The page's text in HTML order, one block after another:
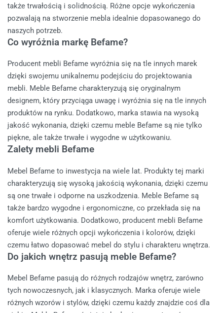
także trwałością i solidnością. Różne opcje wykończenia
pozwalają na stworzenie mebla idealnie dopasowanego do
naszych potrzeb.
Co wyróżnia markę Befame?
Producent mebli Befame wyróżnia się na tle innych marek
dzięki swojemu unikalnemu podejściu do projektowania
mebli. Meble Befame charakteryzują się oryginalnym
designem, który przyciąga uwagę i wyróżnia się na tle innych
produktów na rynku. Dodatkowo, marka stawia na wysoką
jakość wykonania, dzięki czemu meble Befame są nie tylko
piękne, ale także trwałe i wygodne w użytkowaniu.
Zalety mebli Befame
Mebel Befame to inwestycja na wiele lat. Produkty tej marki
charakteryzują się wysoką jakością wykonania, dzięki czemu
są one trwałe i odporne na uszkodzenia. Meble Befame są
także bardzo wygodne i ergonomiczne, co przekłada się na
komfort użytkowania. Dodatkowo, producent mebli Befame
oferuje wiele różnych opcji wykończenia i kolorów, dzięki
czemu łatwo dopasować mebel do stylu i charakteru wnętrza.
Do jakich wnętrz pasują meble Befame?
Mebel Befame pasują do różnych rodzajów wnętrz, zarówno
tych nowoczesnych, jak i klasycznych. Marka oferuje wiele
różnych wzorów i stylów, dzięki czemu każdy znajdzie coś dla